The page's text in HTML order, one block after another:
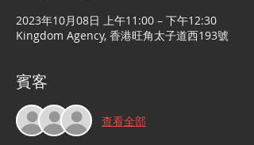
2023年10月08日 上午11:00 – 下午12:30
Kingdom Agency, 香港旺角太子道西193號
賓客
查看全部